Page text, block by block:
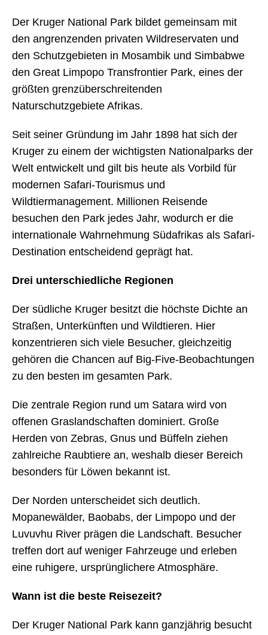
Der Kruger National Park bildet gemeinsam mit
den angrenzenden privaten Wildreservaten und
den Schutzgebieten in Mosambik und Simbabwe
den Great Limpopo Transfrontier Park, eines der
größten grenzüberschreitenden
Naturschutzgebiete Afrikas.
Seit seiner Gründung im Jahr 1898 hat sich der
Kruger zu einem der wichtigsten Nationalparks der
Welt entwickelt und gilt bis heute als Vorbild für
modernen Safari-Tourismus und
Wildtiermanagement. Millionen Reisende
besuchen den Park jedes Jahr, wodurch er die
internationale Wahrnehmung Südafrikas als Safari-
Destination entscheidend geprägt hat.
Drei unterschiedliche Regionen
Der südliche Kruger besitzt die höchste Dichte an
Straßen, Unterkünften und Wildtieren. Hier
konzentrieren sich viele Besucher, gleichzeitig
gehören die Chancen auf Big-Five-Beobachtungen
zu den besten im gesamten Park.
Die zentrale Region rund um Satara wird von
offenen Graslandschaften dominiert. Große
Herden von Zebras, Gnus und Büffeln ziehen
zahlreiche Raubtiere an, weshalb dieser Bereich
besonders für Löwen bekannt ist.
Der Norden unterscheidet sich deutlich.
Mopanewälder, Baobabs, der Limpopo und der
Luvuvhu River prägen die Landschaft. Besucher
treffen dort auf weniger Fahrzeuge und erleben
eine ruhigere, ursprünglichere Atmosphäre.
Wann ist die beste Reisezeit?
Der Kruger National Park kann ganzjährig besucht